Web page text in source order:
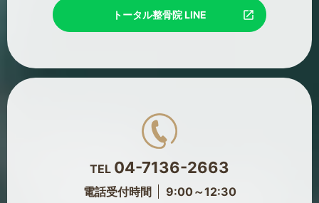
トータル整骨院 LINE
TEL 04-7136-2663
電話受付時間
9:00～12:30